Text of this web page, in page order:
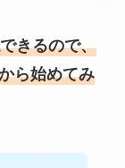
きるので、
ら始めてみ